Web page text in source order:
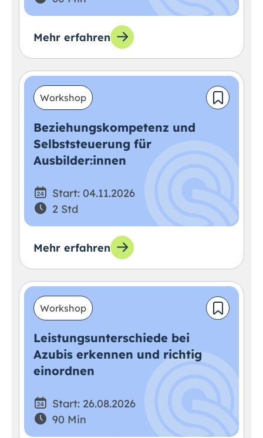
Mehr erfahren
Workshop
Beziehungskompetenz und
Selbststeuerung für
Ausbilder:innen
Start: 04.11.2026
2 Std
Mehr erfahren
Workshop
Leistungsunterschiede bei
Azubis erkennen und richtig
einordnen
Start: 26.08.2026
90 Min